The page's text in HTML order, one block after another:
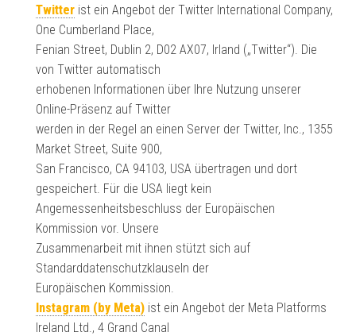
Twitter ist ein Angebot der Twitter International Company,
One Cumberland Place,
Fenian Street, Dublin 2, D02 AX07, Irland („Twitter“). Die
von Twitter automatisch
erhobenen Informationen über Ihre Nutzung unserer
Online-Präsenz auf Twitter
werden in der Regel an einen Server der Twitter, Inc., 1355
Market Street, Suite 900,
San Francisco, CA 94103, USA übertragen und dort
gespeichert. Für die USA liegt kein
Angemessenheitsbeschluss der Europäischen
Kommission vor. Unsere
Zusammenarbeit mit ihnen stützt sich auf
Standarddatenschutzklauseln der
Europäischen Kommission.
Instagram (by Meta) ist ein Angebot der Meta Platforms
Ireland Ltd., 4 Grand Canal